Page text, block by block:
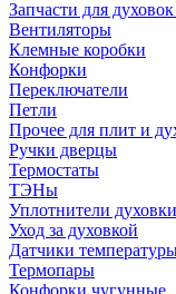
Запчасти для
Вентиляторы
Клемные коробки
Конфорки
Переключатели
Петли
Прочее для плит и
Ручки дверцы
Термостаты
ТЭНы
Уплотнители духовки
Уход за духовкой
Датчики
Термопары
Конфорки чугунные